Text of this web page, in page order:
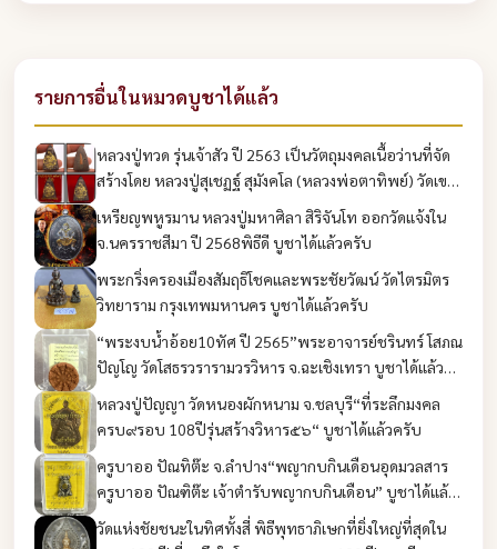
รายการอื่นในหมวดบูชาได้แล้ว
หลวงปู่ทวด รุ่นเจ้าสัว ปี 2563 เป็นวัตถุมงคลเนื้อว่านที่จัด
สร้างโดย หลวงปู่สุเชฏฐ์ สุมังคโล (หลวงพ่อตาทิพย์) วัดเขา
นางรักษ์ จังหวัดชัยภูมิ บูชาได้แล้วครับ
เหรียญพหูรมาน หลวงปู่มหาศิลา สิริจันโท ออกวัดแจ้งใน
จ.นครราชสีมา ปี 2568พิธีดี บูชาได้แล้วครับ
พระกริ่งครองเมืองสัมฤธิโชคและพระชัยวัฒน์ วัดไตรมิตร
วิทยาราม กรุงเทพมหานคร บูชาได้แล้วครับ
“พระงบน้ำอ้อย10ทัศ ปี 2565”พระอาจารย์ชรินทร์ โสภณ
ปัญโญ วัดโสธรวรารามวรวิหาร จ.ฉะเชิงเทรา บูชาได้แล้ว
หลวงปู่ปัญญา วัดหนองผักหนาม จ.ชลบุรี“ที่ระลึกมงคล
ครบ๙รอบ 108ปีรุ่นสร้างวิหาร๕๖“ บูชาได้แล้วครับ
ครูบาออ ปัณทิต๊ะ จ.ลำปาง“พญากบกินเดือนอุดมวลสาร
ครูบาออ ปัณฑิต๊ะ เจ้าตำรับพญากบกินเดือน” บูชาได้แล้ว
ครับ
วัดแห่งชัยชนะในทิศทั้งสี่ พิธีพุทธาภิเษกที่ยิ่งใหญ่ที่สุดใน